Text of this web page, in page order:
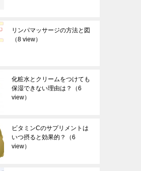
リンパマッサージの方法と図
（8 view）
化粧水とクリームをつけても
保湿できない理由は？
（6
view）
ビタミンCのサプリメントは
いつ摂ると効果的？
（6
view）